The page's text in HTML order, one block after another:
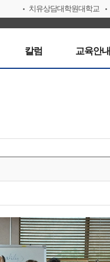
치유상담대학원대학교
칼럼 교육안내